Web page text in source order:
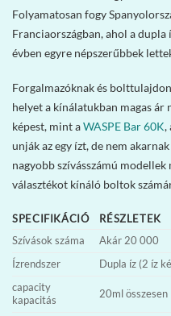
Folyamatosan fogy
Franciaországban, ahol a
évben egyre népszerűbbek
Forgalmazóknak és
helyet a kínálatukban magas ár
képest, mint aWASPE Bar 60K,
unják az egy ízt, de nem
nagyobb szívásszámú modellek
választékot kínáló boltok
SPECIFIKÁCIÓ
RÉSZLETEK
Szívások száma
Akár 20 000
Ízrendszer
Dupla íz (2 íz
capacity
kapacitás
20ml összesen